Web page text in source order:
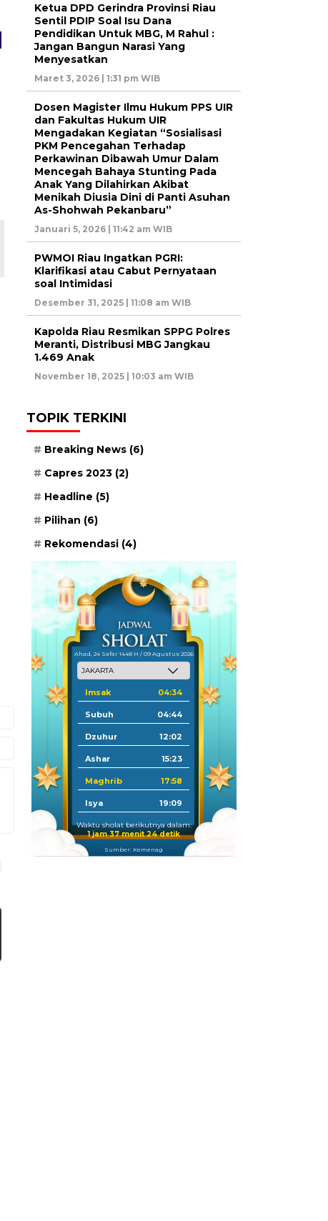
Ketua DPD Gerindra Provinsi Riau
Sentil PDIP Soal Isu Dana
Pendidikan Untuk MBG, M Rahul :
Jangan Bangun Narasi Yang
Menyesatkan
Maret 3, 2026 | 1:31 pm WIB
Dosen Magister Ilmu Hukum PPS UIR
dan Fakultas Hukum UIR
Mengadakan Kegiatan “Sosialisasi
PKM Pencegahan Terhadap
Perkawinan Dibawah Umur Dalam
Mencegah Bahaya Stunting Pada
Anak Yang Dilahirkan Akibat
Menikah Diusia Dini di Panti Asuhan
As-Shohwah Pekanbaru”
Januari 5, 2026 | 11:42 am WIB
PWMOI Riau Ingatkan PGRI:
Klarifikasi atau Cabut Pernyataan
soal Intimidasi
Desember 31, 2025 | 11:08 am WIB
Kapolda Riau Resmikan SPPG Polres
Meranti, Distribusi MBG Jangkau
1.469 Anak
November 18, 2025 | 10:03 am WIB
TOPIK TERKINI
Breaking News (6)
Capres 2023 (2)
Headline (5)
Pilihan (6)
Rekomendasi (4)
Ahad, 24 Safar 1448 H / 09 Agustus 2026
Imsak 04:34
Subuh 04:44
Dzuhur 12:02
Ashar 15:23
Maghrib 17:58
Isya 19:09
Waktu sholat berikutnya dalam:
1 jam 37 menit 23 detik
Sumber: Kemenag